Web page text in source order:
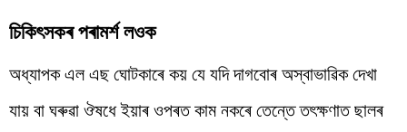
চিকিৎসকৰ পৰামৰ্শ লওক
অধ্যাপক এল এছ ঘোটকাৰে কয় যে যদি দাগবোৰ অস্বাভাৱিক দেখা
যায় বা ঘৰুৱা ঔষধে ইয়াৰ ওপৰত কাম নকৰে তেন্তে তৎক্ষণাত ছালৰ